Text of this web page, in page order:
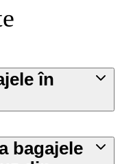
în
bagajele